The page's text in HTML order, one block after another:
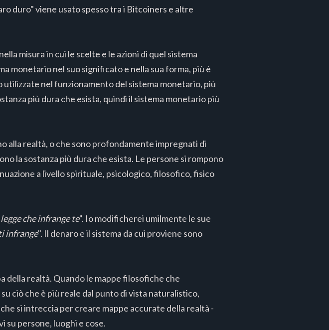
duro" viene usato spesso tra i Bitcoiners e altre
misura in cui le scelte e le azioni di quel sistema
monetario nel suo significato e nella sua forma, più è
nel funzionamento del sistema monetario, più
più dura che esista, quindi il sistema monetario più
alla realtà, o che sono profondamente impregnati di
la sostanza più dura che esista. Le persone si rompono
a livello spirituale, psicologico, filosofico, fisico
che infrange te". Io modificherei umilmente le sue
infrange". Il denaro e il sistema da cui proviene sono
della realtà. Quando le mappe filosofiche che
ciò che è più reale dal punto di vista naturalistico,
si intreccia per creare mappe accurate della realtà -
persone, luoghi e cose.